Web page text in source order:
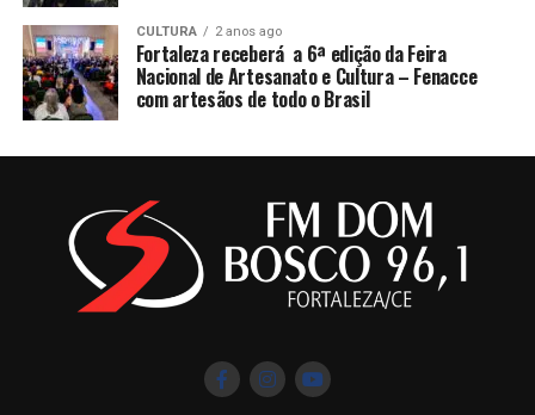
CULTURA 2 anos ago
Fortaleza receberá a 6ª edição da Feira
Nacional de Artesanato e Cultura – Fenacce
com artesãos de todo o Brasil